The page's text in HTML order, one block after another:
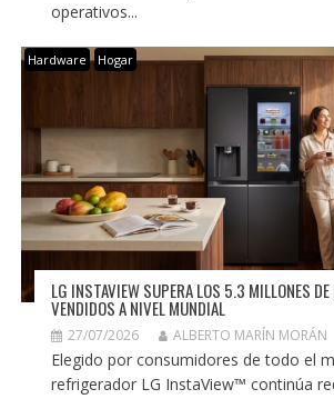
operativos...
Hardware Hogar
LG INSTAVIEW SUPERA LOS 5.3 MILLONES DE
VENDIDOS A NIVEL MUNDIAL
27/07/2026 ALBERTO MARÍN MORÁN
Elegido por consumidores de todo el
refrigerador LG InstaView™ continúa